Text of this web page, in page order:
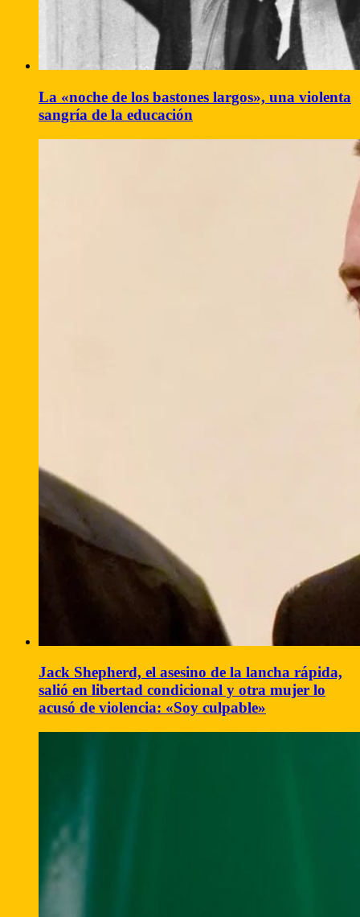
La «noche de los bastones largos», una violenta
sangría de la educación
Jack Shepherd, el asesino de la lancha rápida,
salió en libertad condicional y otra mujer lo
acusó de violencia: «Soy culpable»